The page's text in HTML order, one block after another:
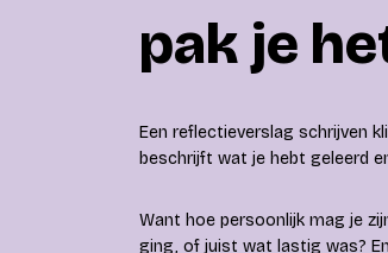
pak je
Een reflectieverslag schrijven
beschrijft wat je hebt geleerd
Want hoe persoonlijk mag je
ging, of juist wat lastig was?